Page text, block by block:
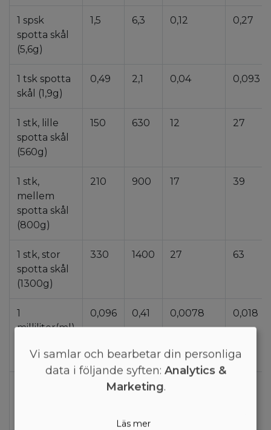
1 spsk
spotta skål
(5,6g)
1,5 6,3 0,12 0,27
1 tsk spotta
skål (1,9g)
0,49 2,1 0,04 0,093
1 stk, lille
spotta skål
(560g)
150 630 12 27
1 stk,
mellem
spotta skål
(800g)
210 900 17 39
1 stk, stor
spotta skål
(1300g)
330 1400 27 63
1
milliliter(ml)
(0,37g)
0,096 0,41 0,0078 0,018
410
Vi samlar och bearbetar din personliga
data i följande syften: Analytics &
Marketing.
Läs mer